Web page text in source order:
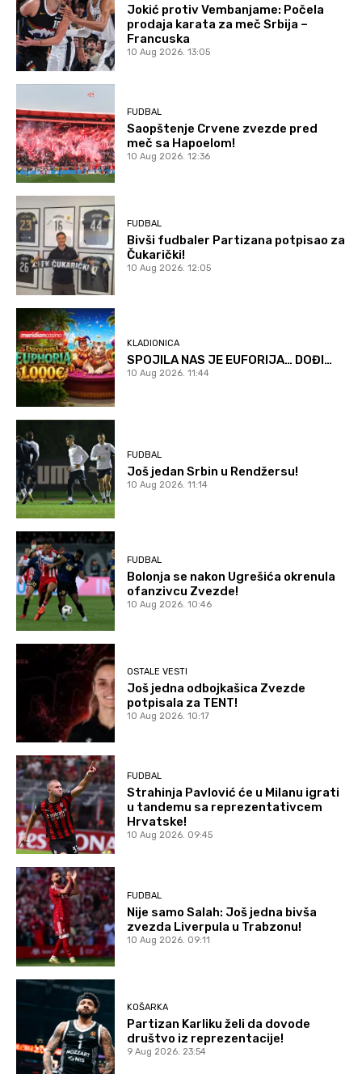
Jokić protiv Vembanjame: Počela
prodaja karata za meč Srbija –
Francuska
10 Aug 2026. 13:05
FUDBAL
Saopštenje Crvene zvezde pred
meč sa Hapoelom!
10 Aug 2026. 12:36
FUDBAL
Bivši fudbaler Partizana potpisao za
Čukarički!
10 Aug 2026. 12:05
KLADIONICA
SPOJILA NAS JE EUFORIJA… DOĐI…
10 Aug 2026. 11:44
FUDBAL
Još jedan Srbin u Rendžersu!
10 Aug 2026. 11:14
FUDBAL
Bolonja se nakon Ugrešića okrenula
ofanzivcu Zvezde!
10 Aug 2026. 10:46
OSTALE VESTI
Još jedna odbojkašica Zvezde
potpisala za TENT!
10 Aug 2026. 10:17
FUDBAL
Strahinja Pavlović će u Milanu igrati
u tandemu sa reprezentativcem
Hrvatske!
10 Aug 2026. 09:45
FUDBAL
Nije samo Salah: Još jedna bivša
zvezda Liverpula u Trabzonu!
10 Aug 2026. 09:11
KOŠARKA
Partizan Karliku želi da dovode
društvo iz reprezentacije!
9 Aug 2026. 23:54